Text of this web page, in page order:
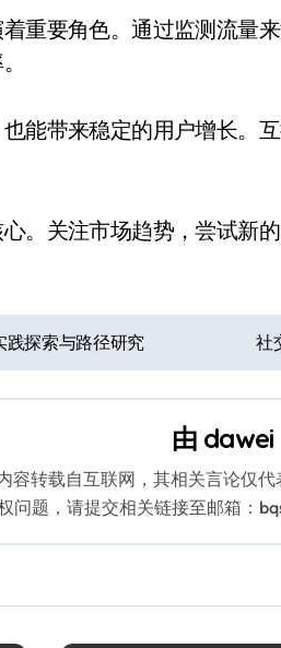
重要角色。通过监测流量
能带来稳定的用户增长。
。关注市场趋势，尝试新
践探索与路径研究 社
由 dawei
容转载自互联网，其相关言论仅
问题，请提交相关链接至邮箱：